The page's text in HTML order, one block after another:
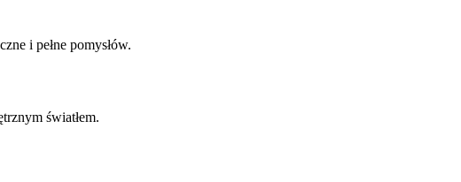
i pełne pomysłów.
światłem.